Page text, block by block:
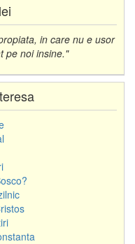
in care nu e usor
pe noi insine."